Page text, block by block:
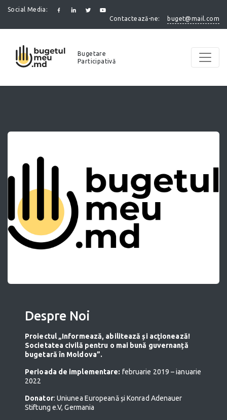
Social Media:
Contactează-ne:
buget@mail.com
Bugetare
Participativă
Despre Noi
Proiectul „Informează, abilitează și acţionează!
Societatea civilă pentru o mai bună guvernanță
bugetară în Moldova”.
Perioada de implementare: februarie 2019 – ianuarie
2022
Donator: Uniunea Europeană și Konrad Adenauer
Stiftung e.V, Germania